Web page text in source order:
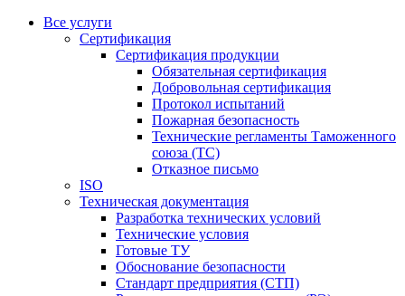
Все услуги
Сертификация
Сертификация продукции
Обязательная сертификация
Добровольная сертификация
Протокол испытаний
Пожарная безопасность
Технические регламенты Таможенного
союза (ТС)
Отказное письмо
ISO
Техническая документация
Разработка технических условий
Технические условия
Готовые ТУ
Обоснование безопасности
Стандарт предприятия (СТП)